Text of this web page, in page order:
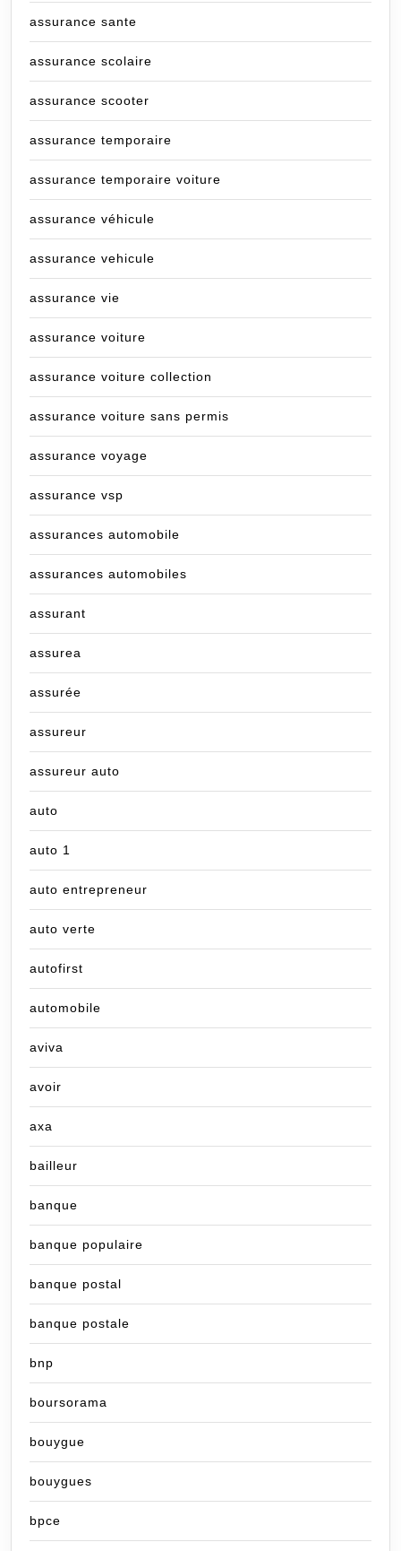
assurance sante
assurance scolaire
assurance scooter
assurance temporaire
assurance temporaire voiture
assurance véhicule
assurance vehicule
assurance vie
assurance voiture
assurance voiture collection
assurance voiture sans permis
assurance voyage
assurance vsp
assurances automobile
assurances automobiles
assurant
assurea
assurée
assureur
assureur auto
auto
auto 1
auto entrepreneur
auto verte
autofirst
automobile
aviva
avoir
axa
bailleur
banque
banque populaire
banque postal
banque postale
bnp
boursorama
bouygue
bouygues
bpce